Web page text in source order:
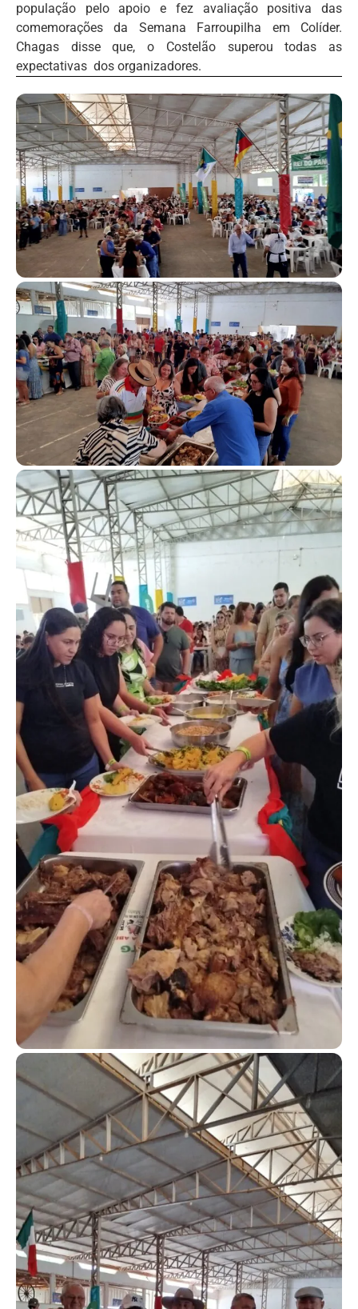
população pelo apoio e fez avaliação positiva das
comemorações da Semana Farroupilha em Colíder.
Chagas disse que, o Costelão superou todas as
expectativas dos organizadores.